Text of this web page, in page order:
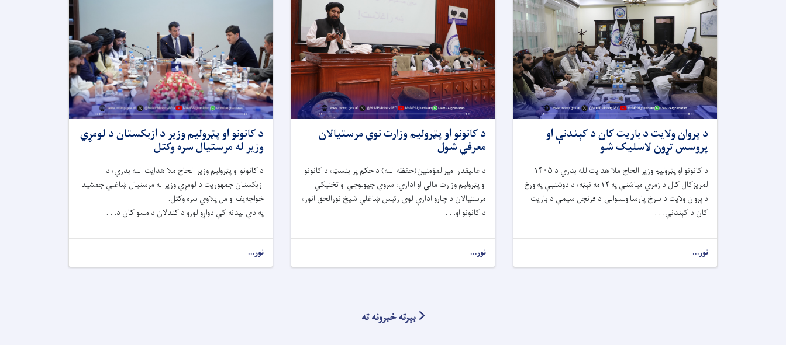
د پروان ولایت د باریت کان د کېندنې او
پروسس تړون لاسلیک شو
د کانونو او پټرولیم وزیر الحاج ملا هدایت‌الله بدري د ۱۴۰۵
لمریزکال کال د زمري میاشتې په ۱۲مه نېټه، د دوشنبې په ورځ
د پروان ولایت د سرخ پارسا ولسوالۍ د فرنجل سیمې د باریت
کان د کېندنې. . .
نور...
د کانونو او پټرولیم وزارت نوي مرستیالان
معرفي شول
د عالیقدر امیرالمؤمنین(حفظه الله) د حکم پر بنسټ، د کانونو
او پټرولیم وزارت مالي او اداري، سروې جیولوجي او تخنیکي
مرستیالان د چارو ادارې لوی رئیس ښاغلي شیخ نورالحق انور،
د کانونو او. . .
نور...
د کانونو او پټرولیم وزیر د ازبکستان د لومړي
وزیر له مرستیال سره وکتل
د کانونو او پټرولیم وزیر الحاج ملا هدایت الله بدري، د
ازبکستان جمهوریت د لومړي وزیر له مرستیال ښاغلي جمشید
خواجه‌یف او مل پلاوي سره وکتل.
په دې لیدنه کې دواړو لورو د کندلان د مسو کان د. . .
نور...
بېرته خبرونه ته